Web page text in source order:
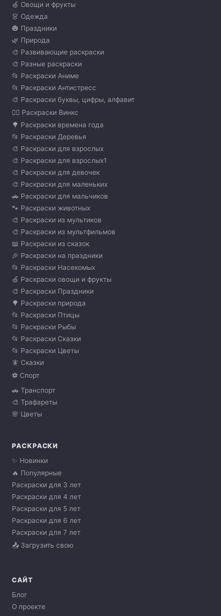
🍏 Овощи и фрукты
👗 Одежда
🎃 Праздники
🌿 Природа
🎨 Развивающие раскраски
🎨 Разные раскраски
📂 Раскраски Аниме
📂 Раскраски Антистресс
🎨 Раскраски буквы, цифры, алфавит
🧚‍♀️ Раскраски Винкс
🌳 Раскраски времена года
📂 Раскраски Деревья
🎨 Раскраски для взрослых
🎨 Раскраски для взрослых1
🎨 Раскраски для девочек
🎨 Раскраски для маленьких
🚗 Раскраски для мальчиков
🐾 Раскраски животных
🎨 Раскраски из мультиков
🎨 Раскраски из мультфильмов
📖 Раскраски из сказок
🎉 Раскраски на праздники
📂 Раскраски Насекомых
🍏 Раскраски овощи и фрукты
🎨 Раскраски Праздники
🌳 Раскраски природа
📂 Раскраски Птицы
📂 Раскраски Рыбы
📂 Раскраски Сказки
📂 Раскраски Цветы
🧚 Сказки
⚽ Спорт
🚗 Транспорт
🎨 Трафареты
🌸 Цветы
РАСКРАСКИ
✨ Новинки
🔥 Популярные
Раскраски для 3 лет
Раскраски для 4 лет
Раскраски для 5 лет
Раскраски для 6 лет
Раскраски для 7 лет
📤 Загрузить свою
САЙТ
Блог
О проекте